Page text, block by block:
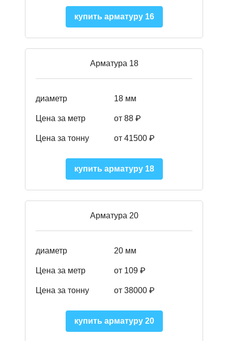
купить арматуру 16
Арматура 18
диаметр 18 мм
Цена за метр от 88 ₽
Цена за тонну от 41500 ₽
купить арматуру 18
Арматура 20
диаметр 20 мм
Цена за метр от 109 ₽
Цена за тонну от 38000 ₽
купить арматуру 20